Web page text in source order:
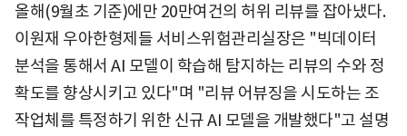
올해(9월초 기준)에만 20만여건의 허위 리뷰를 잡아냈다.
이원재 우아한형제들 서비스위험관리실장은 "빅데이터
분석을 통해서 AI 모델이 학습해 탐지하는 리뷰의 수와 정
확도를 향상시키고 있다"며 "리뷰 어뷰징을 시도하는 조
작업체를 특정하기 위한 신규 AI 모델을 개발했다"고 설명